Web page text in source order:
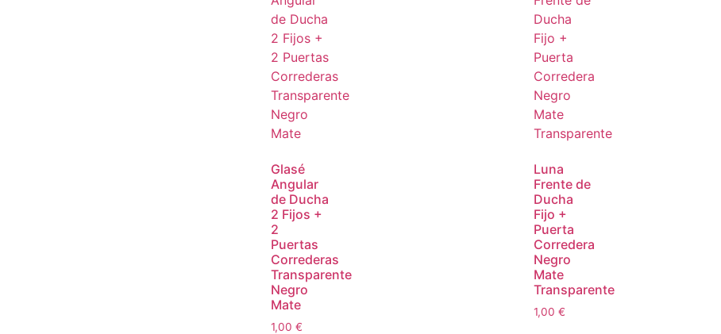
Glasé
Angular
de Ducha
2 Fijos +
2
Puertas
Correderas
Transparente
Negro
Mate
1,00 €
Luna
Frente de
Ducha
Fijo +
Puerta
Corredera
Negro
Mate
Transparente
1,00 €